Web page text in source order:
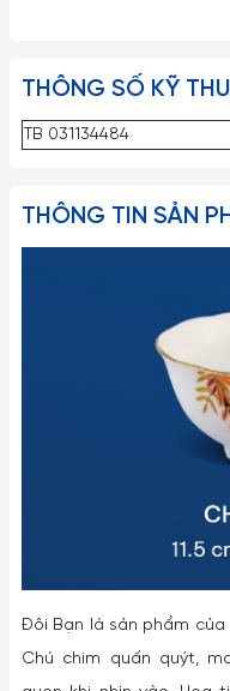
THÔNG SỐ KỸ
TB 031134484
THÔNG TIN SẢN
Đôi Bạn là sản phẩm của
Chú chim quấn quýt,